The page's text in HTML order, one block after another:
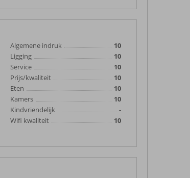
Algemene indruk
10
Ligging
10
Service
10
Prijs/kwaliteit
10
Eten
10
Kamers
10
Kindvriendelijk
-
Wifi kwaliteit
10